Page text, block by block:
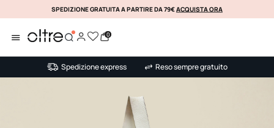
KLARNA
SPEDIZIONE GRATUITA A PARTIRE DA 79€ACQUISTA ORA
0
Spedizione express Reso sempre gratuito